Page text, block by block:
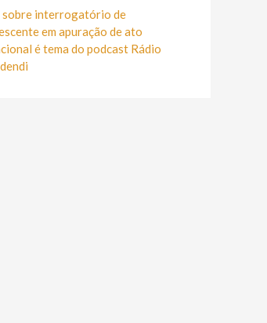
sobre interrogatório de
em apuração de ato
é tema do podcast Rádio